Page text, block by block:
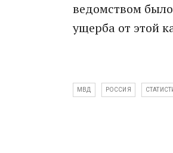
ведомством
ущерба от этой
МВД РОССИЯ